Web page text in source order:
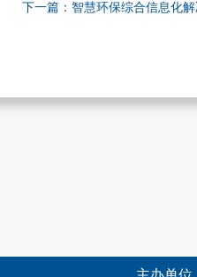
下一篇：智慧环保综合信息化